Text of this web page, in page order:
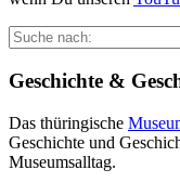
Suche
nach:
Geschichte &
Das thüringische
Geschichte und
Museumsalltag.